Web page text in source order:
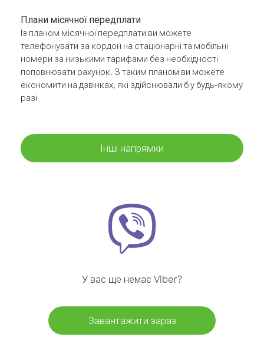
Плани місячної передплати
Із планом місячної передплати ви можете
телефонувати за кордон на стаціонарні та мобільні
номери за низькими тарифами без необхідності
поповнювати рахунок. З таким планом ви можете
економити на дзвінках, які здійснювали б у будь-якому
разі
Інші напрямки
У вас ще немає Viber?
Завантажити зараз